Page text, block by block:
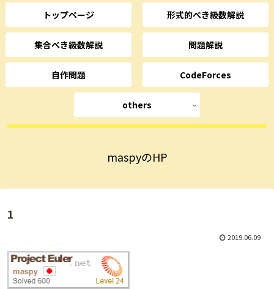
maspyのHP
トップページ 形式的べき級数解説
集合べき級数解説 問題解説
自作問題 CodeForces
others
1
2019.06.09